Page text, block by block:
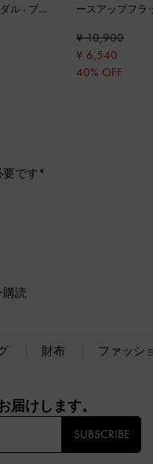
ル- ブラ
ースアップフラ
ック
¥ 10,900
¥ 6,540
40% OFF
要です*
購読
財布 ファッシ
届けします。​
SUBSCRIBE